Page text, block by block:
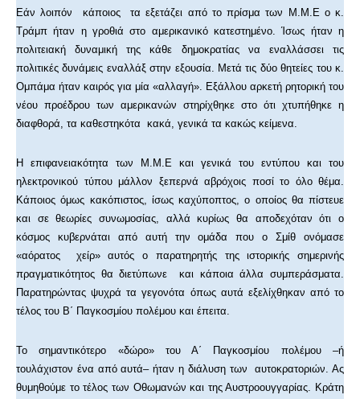
Εάν λοιπόν κάποιος τα εξετάζει από το πρίσμα των Μ.Μ.Ε ο κ.
Τράμπ ήταν η γροθιά στο αμερικανικό κατεστημένο. Ίσως ήταν η
πολιτειακή δυναμική της κάθε δημοκρατίας να εναλλάσσει τις
πολιτικές δυνάμεις εναλλάξ στην εξουσία. Μετά τις δύο θητείες του κ.
Ομπάμα ήταν καιρός για μία «αλλαγή». Εξάλλου αρκετή ρητορική του
νέου προέδρου των αμερικανών στηρίχθηκε στο ότι χτυπήθηκε η
διαφθορά, τα καθεστηκότα κακά, γενικά τα κακώς κείμενα.
Η επιφανειακότητα των Μ.Μ.Ε και γενικά του εντύπου και του
ηλεκτρονικού τύπου μάλλον ξεπερνά αβρόχοις ποσί το όλο θέμα.
Κάποιος όμως κακόπιστος, ίσως καχύποπτος, ο οποίος θα πίστευε
και σε θεωρίες συνωμοσίας, αλλά κυρίως θα αποδεχόταν ότι ο
κόσμος κυβερνάται από αυτή την ομάδα που ο Σμίθ ονόμασε
«αόρατος χείρ» αυτός ο παρατηρητής της ιστορικής σημερινής
πραγματικότητος θα διετύπωνε και κάποια άλλα συμπεράσματα.
Παρατηρώντας ψυχρά τα γεγονότα όπως αυτά εξελίχθηκαν από το
τέλος του Β΄ Παγκοσμίου πολέμου και έπειτα.
Το σημαντικότερο «δώρο» του Α΄ Παγκοσμίου πολέμου –ή
τουλάχιστον ένα από αυτά– ήταν η διάλυση των αυτοκρατοριών. Ας
θυμηθούμε το τέλος των Οθωμανών και της Αυστροουγγαρίας. Κράτη